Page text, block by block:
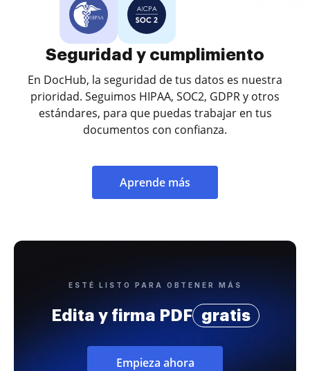
Seguridad y cumplimiento
En DocHub, la seguridad de tus datos es nuestra
prioridad. Seguimos HIPAA, SOC2, GDPR y otros
estándares, para que puedas trabajar en tus
documentos con confianza.
Aprende más
ESTÉ LISTO PARA OBTENER MÁS
Edita y firma PDF gratis
Empieza ahora